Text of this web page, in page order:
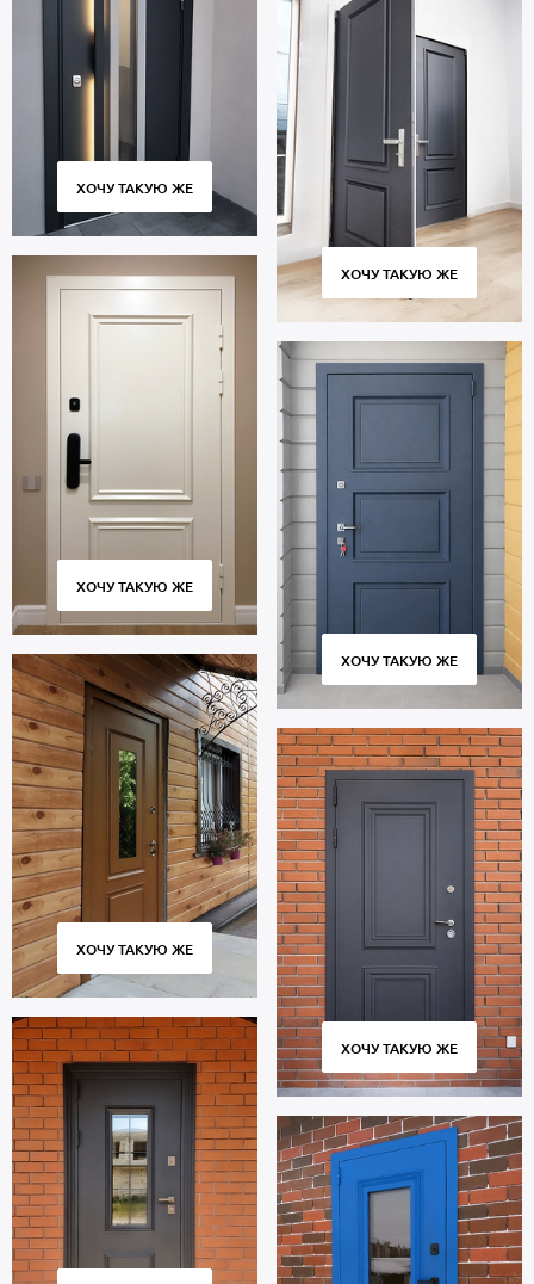
Позвоните в отдел продаж или оставьте заявку на сайте, чтобы
купить дверь под ваш размер. Выезд специалиста по замерам —
бесплатно. Изготовление от 2 дн. Доставка по Москве и
Московской области, профессиональный монтаж.
ХОЧУ ТАКУЮ ЖЕ
ХОЧУ ТАКУЮ ЖЕ
ХОЧУ ТАКУЮ ЖЕ
ХОЧУ ТАКУЮ ЖЕ
ХОЧУ ТАКУЮ ЖЕ
ХОЧУ ТАКУЮ ЖЕ